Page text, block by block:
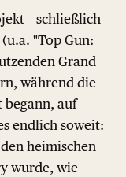
– schließlich
"Top Gun:
Grand
während die
begann, auf
endlich soweit:
heimischen
wurde, wie